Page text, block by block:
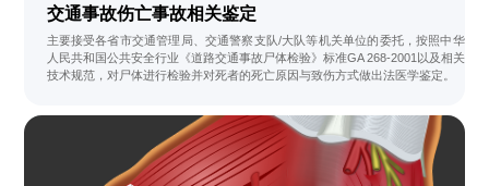
交通事故伤亡事故相关鉴定
主要接受各省市交通管理局、交通警察支队/大队等机关单位的委托，按照中华
人民共和国公共安全行业《道路交通事故尸体检验》标准GA 268-2001以及相关
技术规范，对尸体进行检验并对死者的死亡原因与致伤方式做出法医学鉴定。